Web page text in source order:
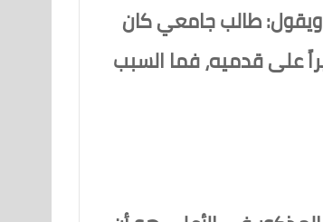
طالب جامعي كان
أصبح يذهب للجامعة سيراً على قدميه، فما السبب